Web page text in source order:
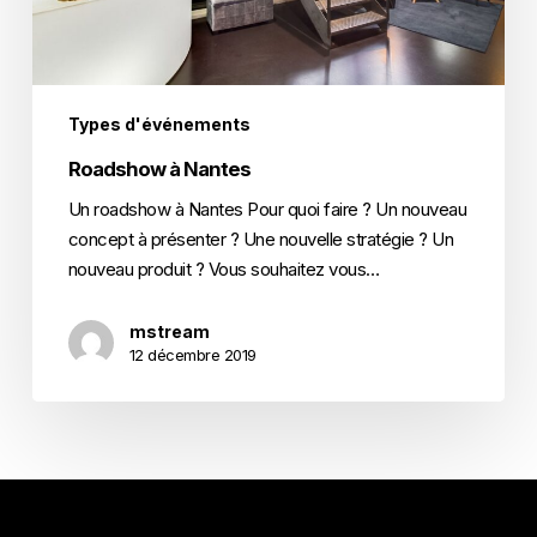
Types d'événements
Roadshow à Nantes
Un roadshow à Nantes Pour quoi faire ? Un nouveau
concept à présenter ? Une nouvelle stratégie ? Un
nouveau produit ? Vous souhaitez vous…
mstream
12 décembre 2019